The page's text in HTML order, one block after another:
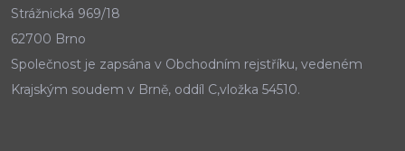
Strážnická 969/18
62700 Brno
Společnost je zapsána v Obchodním rejstříku, vedeném
Krajským soudem v Brně, oddíl C,vložka 54510.